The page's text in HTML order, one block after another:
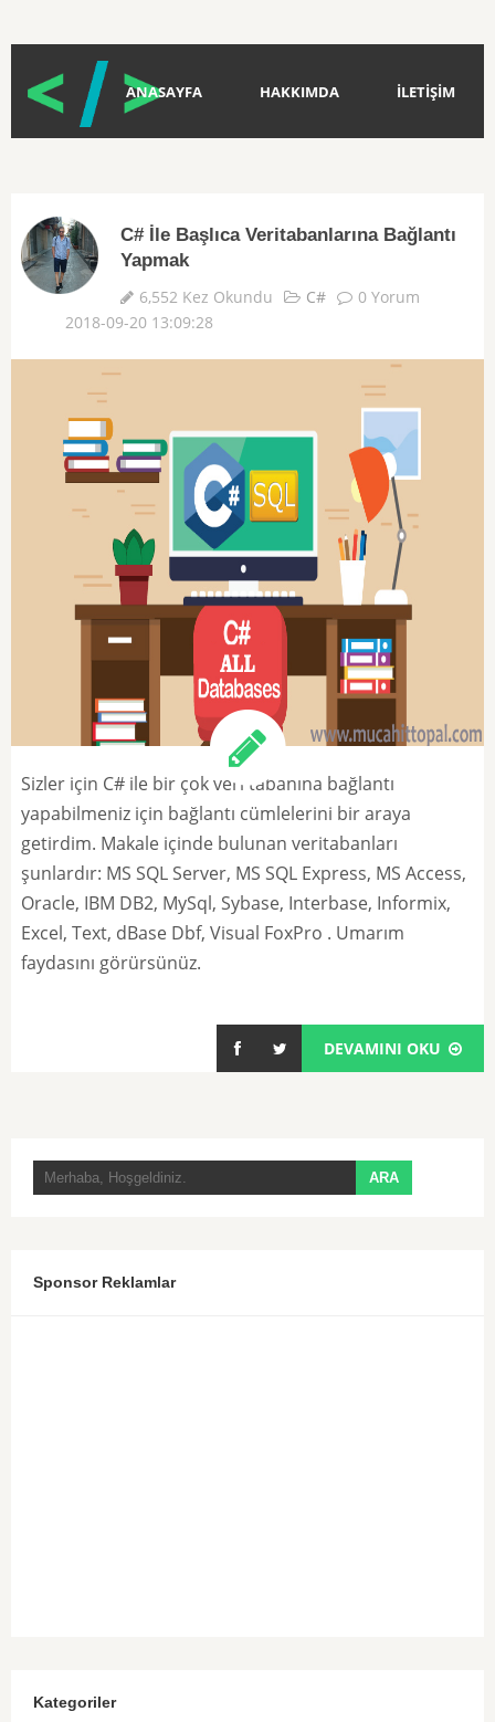
ANASAYFA HAKKIMDA İLETİŞİM
C# İle Başlıca Veritabanlarına Bağlantı
Yapmak
6,552 Kez Okundu
C#
0 Yorum
2018-09-20 13:09:28
Sizler için C# ile bir çok veri tabanına bağlantı
yapabilmeniz için bağlantı cümlelerini bir araya
getirdim. Makale içinde bulunan veritabanları
şunlardır: MS SQL Server, MS SQL Express, MS Access,
Oracle, IBM DB2, MySql, Sybase, Interbase, Informix,
Excel, Text, dBase Dbf, Visual FoxPro . Umarım
faydasını görürsünüz.
DEVAMINI OKU
Sponsor Reklamlar
Kategoriler